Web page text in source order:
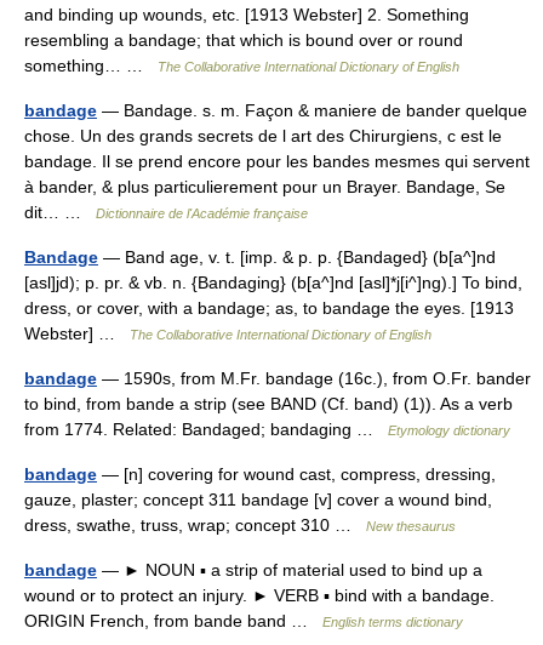
and binding up wounds, etc. [1913 Webster] 2. Something
resembling a bandage; that which is bound over or round
something… …
The Collaborative International Dictionary of English
bandage — Bandage. s. m. Façon & maniere de bander quelque
chose. Un des grands secrets de l art des Chirurgiens, c est le
bandage. Il se prend encore pour les bandes mesmes qui servent
à bander, & plus particulierement pour un Brayer. Bandage, Se
dit… …
Dictionnaire de l'Académie française
Bandage — Band age, v. t. [imp. & p. p. {Bandaged} (b[a^]nd
[asl]jd); p. pr. & vb. n. {Bandaging} (b[a^]nd [asl]*j[i^]ng).] To bind,
dress, or cover, with a bandage; as, to bandage the eyes. [1913
Webster] …
The Collaborative International Dictionary of English
bandage — 1590s, from M.Fr. bandage (16c.), from O.Fr. bander
to bind, from bande a strip (see BAND (Cf. band) (1)). As a verb
from 1774. Related: Bandaged; bandaging …
Etymology dictionary
bandage — [n] covering for wound cast, compress, dressing,
gauze, plaster; concept 311 bandage [v] cover a wound bind,
dress, swathe, truss, wrap; concept 310 …
New thesaurus
bandage — ► NOUN ▪ a strip of material used to bind up a
wound or to protect an injury. ► VERB ▪ bind with a bandage.
ORIGIN French, from bande band …
English terms dictionary